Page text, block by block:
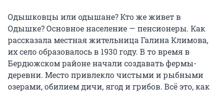
Одышковцы или одышане? Кто же живет в
Одышке? Основное население — пенсионеры. Как
рассказала местная жительница Галина Климова,
их село образовалось в 1930 году. В то время в
Бердюжском районе начали создавать фермы-
деревни. Место привлекло чистыми и рыбными
озерами, обилием дичи, ягод и грибов. Всё это, как